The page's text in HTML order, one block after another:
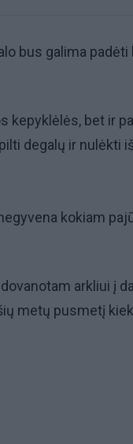
bus galima
kepyklėlės, bet ir
degalų ir nulėkti
kokiam
arkliui į
metų pusmetį